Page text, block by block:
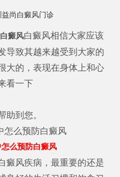
益尚白癜风门诊
癜风白癜风相信大家应该
导致其越来越受到大家的
大的，表现在身体上和心
看一下
助到您。
么预防白癜风
风疾病，最重要的还是